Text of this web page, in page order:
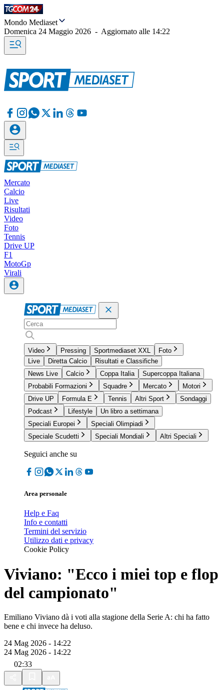
Mondo Mediaset
Domenica 24 Maggio 2026 - Aggiornato alle 14:22
Mercato
Calcio
Live
Risultati
Video
Foto
Tennis
Drive UP
F1
MotoGp
Virali
Video Pressing Sportmediaset XXL
Foto
Live
Diretta Calcio
Risultati e Classifiche
News Live
Calcio Coppa Italia
Supercoppa Italiana
Probabili Formazioni
Squadre Mercato
Motori
Drive UP
Formula E Tennis Altri Sport
Sondaggi
Podcast
Lifestyle
Un libro a settimana
Speciali Europei
Speciali Olimpiadi
Speciale Scudetti
Speciali Mondiali Altri Speciali
Seguici anche su
Area personale
Help e Faq
Info e contatti
Termini del servizio
Utilizzo dati e privacy
Cookie Policy
Viviano: "Ecco i miei top e flop
del campionato"
Emiliano Viviano dà i voti alla stagione della Serie A: chi ha fatto
bene e chi invece ha deluso.
24 Mag 2026 - 14:22
24 Mag 2026 - 14:22
02:33